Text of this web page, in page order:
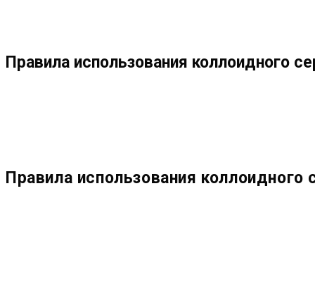
Правила использования коллоидного
Правила использования коллоидного